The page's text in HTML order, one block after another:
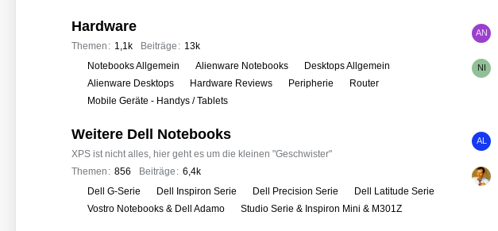
B
e
t
e
e
r
n
Hardware
Themen 1,1k Beiträge 13k
L
e
t
z
B
e
t
r
f
o
Notebooks Allgemein Alienware Notebooks
Desktops Allgemein
Alienware Desktops
Hardware Reviews Peripherie
Router
Mobile Geräte - Handys / Tablets
Weitere Dell Notebooks
XPS ist nicht alles, hier geht es um die kleinen "Geschwister"
Themen
856 Beiträge 6,4k
L
e
t
z
Dell G-Serie Dell Inspiron Serie Dell Precision Serie
Dell Latitude Serie
Vostro Notebooks & Dell Adamo
Studio Serie & Inspiron Mini & M301Z